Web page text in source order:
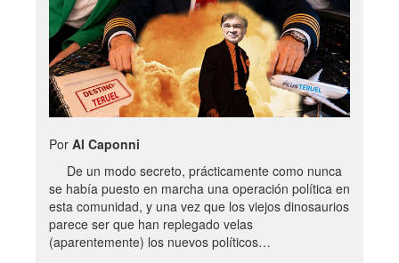
Por Al Caponni
De un modo secreto, prácticamente como nunca
se había puesto en marcha una operación política en
esta comunidad, y una vez que los viejos dinosaurios
parece ser que han replegado velas
(aparentemente) los nuevos políticos…